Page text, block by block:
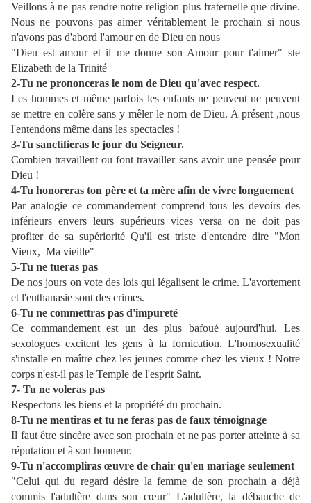
Veillons à ne pas rendre notre religion plus fraternelle que divine.
Nous ne pouvons pas aimer véritablement le prochain si nous
n'avons pas d'abord l'amour en de Dieu en nous
"Dieu est amour et il me donne son Amour pour t'aimer" ste
Elizabeth de la Trinité
2-Tu ne prononceras le nom de Dieu qu'avec respect.
Les hommes et même parfois les enfants ne peuvent ne peuvent
se mettre en colère sans y mêler le nom de Dieu. A présent ,nous
l'entendons même dans les spectacles !
3-Tu sanctifieras le jour du Seigneur.
Combien travaillent ou font travailler sans avoir une pensée pour
Dieu !
4-Tu honoreras ton père et ta mère afin de vivre longuement
Par analogie ce commandement comprend tous les devoirs des
inférieurs envers leurs supérieurs vices versa on ne doit pas
profiter de sa supériorité Qu'il est triste d'entendre dire "Mon
Vieux, Ma vieille"
5-Tu ne tueras pas
De nos jours on vote des lois qui légalisent le crime. L'avortement
et l'euthanasie sont des crimes.
6-Tu ne commettras pas d'impureté
Ce commandement est un des plus bafoué aujourd'hui. Les
sexologues excitent les gens à la fornication. L'homosexualité
s'installe en maître chez les jeunes comme chez les vieux ! Notre
corps n'est-il pas le Temple de l'esprit Saint.
7- Tu ne voleras pas
Respectons les biens et la propriété du prochain.
8-Tu ne mentiras et tu ne feras pas de faux témoignage
Il faut être sincère avec son prochain et ne pas porter atteinte à sa
réputation et à son honneur.
9-Tu n'accompliras œuvre de chair qu'en mariage seulement
"Celui qui du regard désire la femme de son prochain a déjà
commis l'adultère dans son cœur" L'adultère, la débauche de